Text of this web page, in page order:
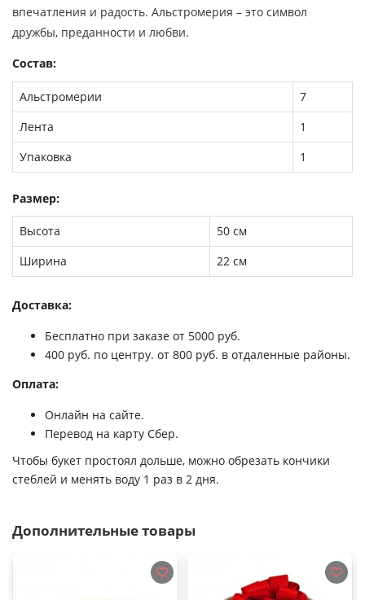
впечатления и радость. Альстромерия – это символ
дружбы, преданности и любви.
Состав:
Альстромерии
7
Лента
1
Упаковка
1
Размер:
Высота
50 см
Ширина
22 см
Доставка:
Бесплатно при заказе от 5000 руб.
400 руб. по центру. от 800 руб. в отдаленные районы.
Оплата:
Онлайн на сайте.
Перевод на карту Сбер.
Чтобы букет простоял дольше, можно обрезать кончики
стеблей и менять воду 1 раз в 2 дня.
Дополнительные товары